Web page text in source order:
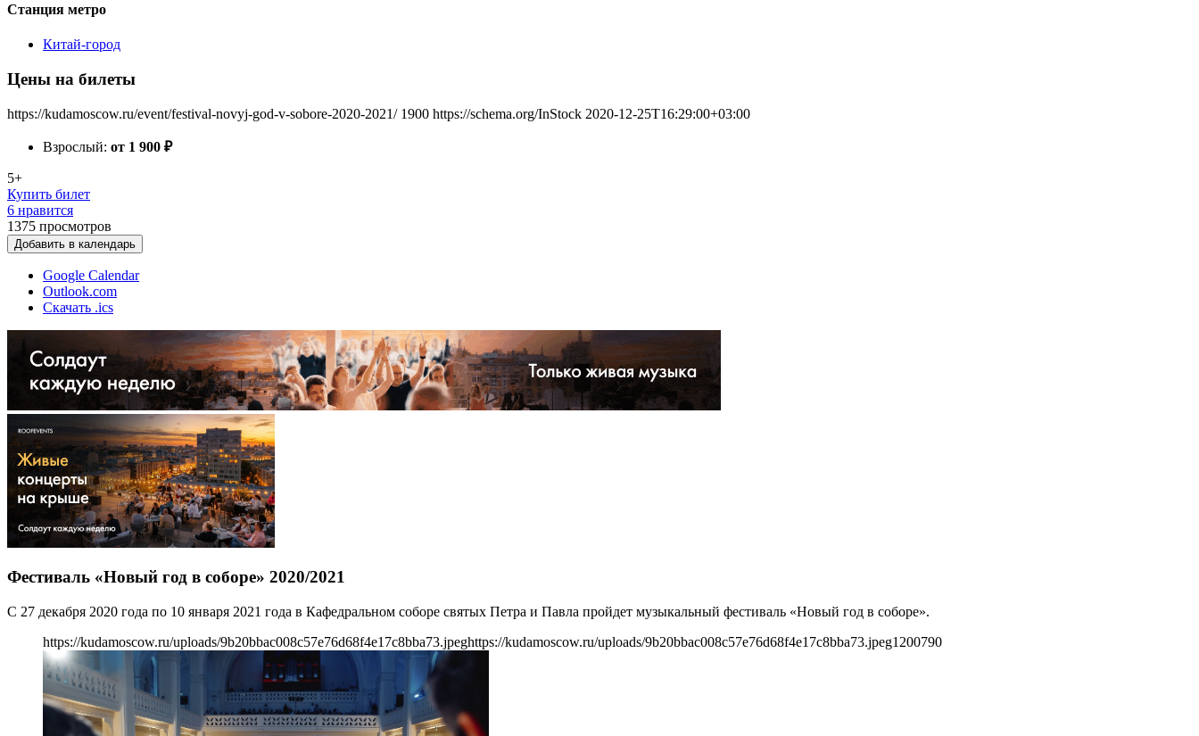
Станция метро
Китай-город
Цены на билеты
https://kudamoscow.ru/event/festival-novyj-god-v-sobore-2020-2021/ 1900 https://schema.org/InStock 2020-12-25T16:29:00+03:00
Взрослый: от 1 900 ₽
5+
Купить билет
6 нравится
1375 просмотров
Добавить в календарь
Google Calendar
Outlook.com
Скачать .ics
Фестиваль «Новый год в соборе» 2020/2021
С 27 декабря 2020 года по 10 января 2021 года в Кафедральном соборе святых Петра и Павла пройдет музыкальный фестиваль «Новый год в соборе».
https://kudamoscow.ru/uploads/9b20bbac008c57e76d68f4e17c8bba73.jpeghttps://kudamoscow.ru/uploads/9b20bbac008c57e76d68f4e17c8bba73.jpeg1200790